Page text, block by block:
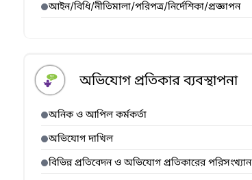
আইন/বিধি/নীতিমালা/পরিপত্র/নির্দেশিকা/প্রজ্ঞাপন
অভিযোগ প্রতিকার ব্যবস্থাপনা
অনিক ও আপিল কর্মকর্তা
অভিযোগ দাখিল
বিভিন্ন প্রতিবেদন ও অভিযোগ প্রতিকারের পরিসংখ্যান